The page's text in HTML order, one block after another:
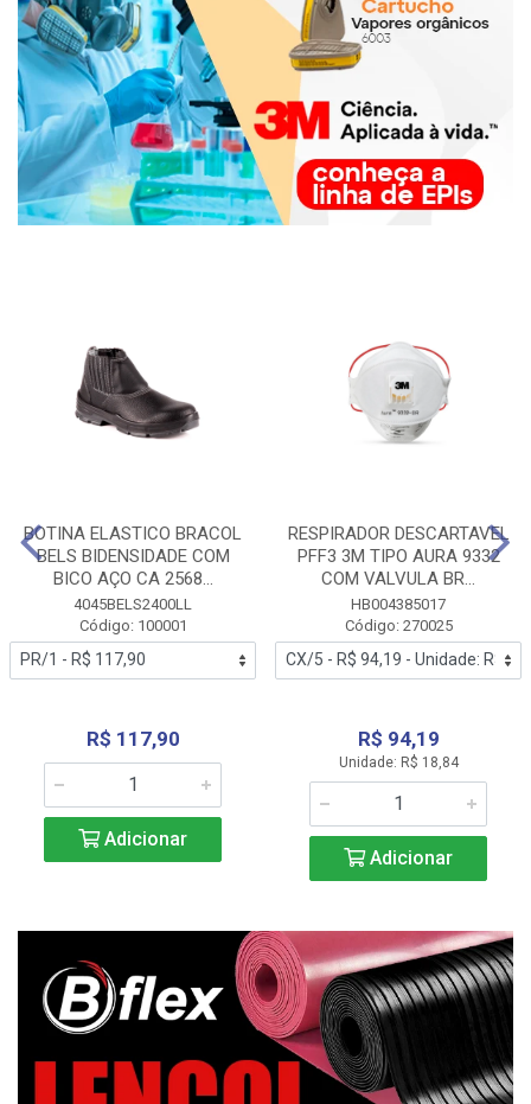
BOTINA ELASTICO BRACOL
BELS BIDENSIDADE COM
BICO AÇO CA 2568...
4045BELS2400LL
Código: 100001
R$ 117,90
Adicionar
RESPIRADOR DESCARTAVEL
PFF3 3M TIPO AURA 9332
COM VALVULA BR...
HB004385017
Código: 270025
R$ 94,19
Unidade: R$ 18,84
Adicionar